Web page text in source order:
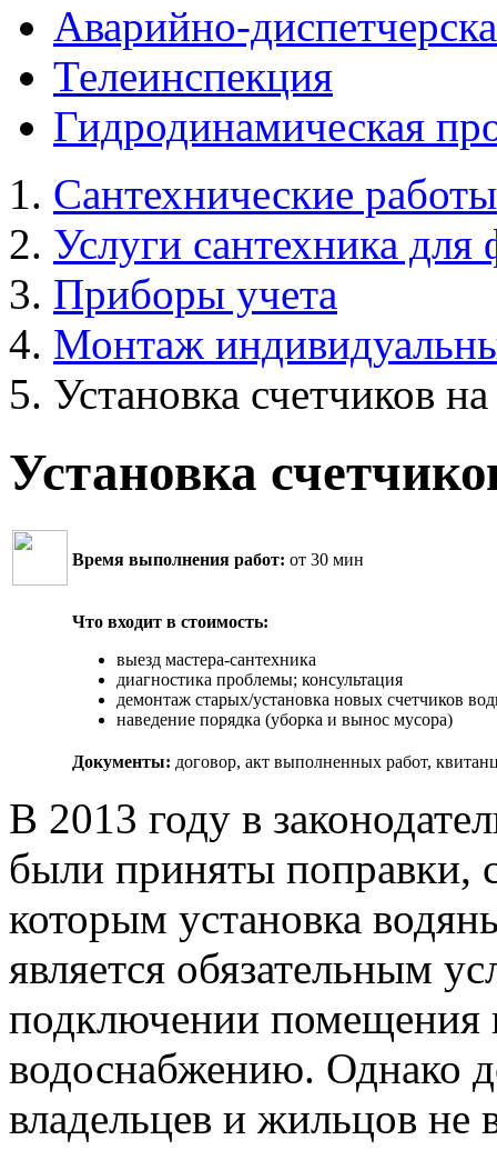
Аварийно-
Телеинспекция
Гидродинамическая
Сантехнические работы
Услуги сантехника для
Приборы учета
Монтаж
Установка счетчиков
Установка
Время выполнения работ: от 30 мин
Что входит в стоимость:
выезд мастера-сантехника
диагностика проблемы; консультация
демонтаж старых/установка новых счетчиков
наведение порядка (уборка и вынос мусора)
Документы: договор, акт выполненных работ,
В 2013 году в
были приняты поправки,
которым установка
является обязательным
подключении помещения
водоснабжению. Однако
владельцев и жильцов не